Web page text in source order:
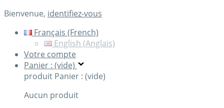
Bienvenue, identifiez-vous
Français (French)
English (Anglais)
Votre compte
Panier : (vide)
produit Panier : (vide)
Aucun produit